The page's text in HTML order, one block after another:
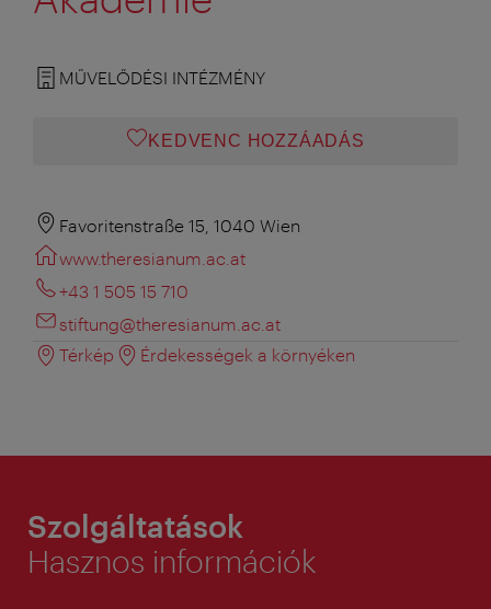
MŰVELŐDÉSI INTÉZMÉNY
KEDVENC HOZZÁADÁS
Favoritenstraße 15, 1040 Wien
www.theresianum.ac.at
+43 1 505 15 710
stiftung@theresianum.ac.at
Térkép
Érdekességek a környéken
Szolgáltatások
Hasznos információk